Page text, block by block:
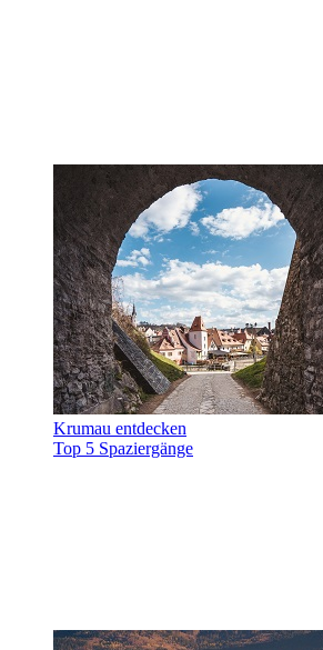
Krumau entdecken
Top 5 Spaziergänge